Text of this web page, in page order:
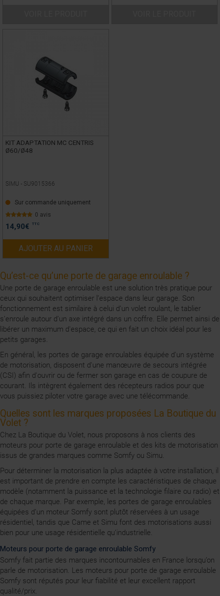
Qu’est-ce qu’une porte de garage enroulable ?
Une porte de garage enroulable est une solution très pratique pour
ceux qui souhaitent optimiser l’espace dans leur garage. Son
fonctionnement est similaire à celui d’un volet roulant, le tablier
s’enroule autour d’un axe intégré dans un coffre. Elle permet ainsi de
libérer un maximum d'espace, ce qui en fait un choix idéal pour les
petits garages.
En général, les portes de garage enroulables équipée d'un système
de motorisation, disposent d'une manœuvre de secours intégrée
(CSI) afin d'ouvrir ou de fermer son garage en cas de coupure de
courant. Ils intègrent également des récepteurs radios pour que
vous puissiez piloter votre garage avec une télécommande.
Quelles sont les marques proposées La Boutique du
Volet ?
Chez La Boutique du Volet, nous proposons à nos clients des
moteurs pour porte de garage enroulable et des kits de motorisation
issus de grandes marques comme Somfy ou Simu.
Pour déterminer la motorisation la plus adaptée à votre installation, il
est important de prendre en compte les caractéristiques de chaque
modèle (notamment la puissance et la technologie filaire ou radio) et
de chaque marque. Par exemple, les portes de garage enroulables
équipées d’un moteur Somfy sont plutôt réservées à un usage
résidentiel, tandis que Came et Simu font des motorisations aussi
bien pour une usage résidentielle qu’industrielle.
Moteurs pour porte de garage enroulable Somfy
Somfy fait partie des marques incontournables en France lorsqu’on
parle de motorisation. Les moteurs pour porte de garage enroulable
Somfy sont réputés pour leur fiabilité et leur excellent rapport
qualité/prix.
KIT ADAPTATION MC CENTRIS
Ø60/Ø48
SIMU - SU9015366
Sur commande uniquement
0 avis
14,90€ TTC
AJOUTER AU PANIER